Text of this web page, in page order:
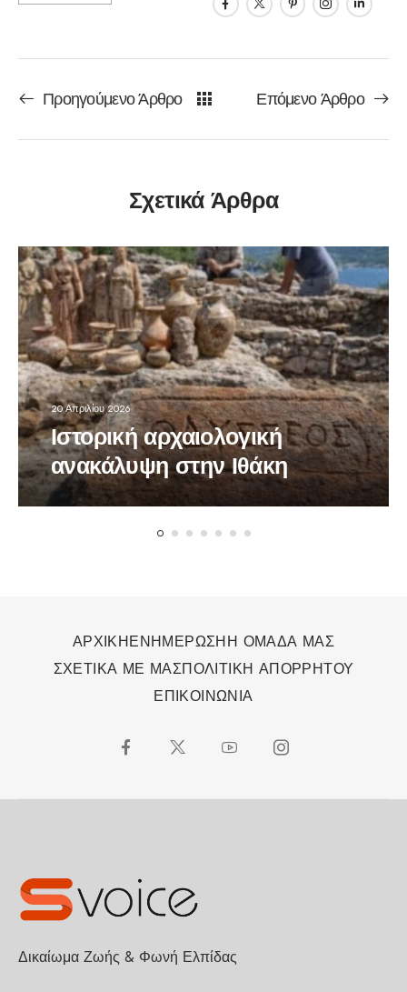
Προηγούμενο Άρθρο Επόμενο Άρθρο
Σχετικά Άρθρα
20 Απριλίου 2026
Ιστορική αρχαιολογική
ανακάλυψη στην Ιθάκη
ΑΡΧΙΚΗΕΝΗΜΕΡΩΣΗΗ ΟΜΑΔΑ ΜΑΣ
ΣΧΕΤΙΚΑ ΜΕ ΜΑΣΠΟΛΙΤΙΚΗ ΑΠΟΡΡΗΤΟΥ
ΕΠΙΚΟΙΝΩΝΙΑ
Δικαίωμα Ζωής & Φωνή Ελπίδας